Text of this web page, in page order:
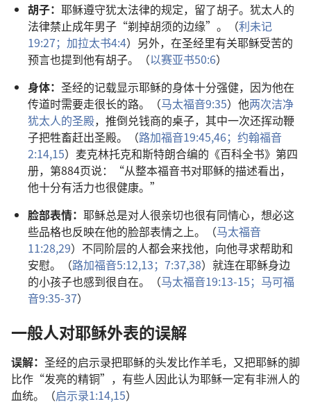
胡子： 耶稣遵守犹太法律的规定，留了胡子。犹太人的
法律禁止成年男子“剃掉胡须的边缘”。（利未记
19:27； 加拉太书4:4）另外，在圣经里有关耶稣受苦的
预言也提到他有胡子。（以赛亚书50:6）
身体： 圣经的记载显示耶稣的身体十分强健，因为他在
传道时需要走很长的路。（马太福音9:35）他两次洁净
犹太人的圣殿，推倒兑钱商的桌子，其中一次还挥动鞭
子把牲畜赶出圣殿。（路加福音19:45,46； 约翰福音
2:14,15）麦克林托克和斯特朗合编的《百科全书》第四
册，第884页说：“从整本福音书对耶稣的描述看出，
他十分有活力也很健康。”
脸部表情： 耶稣总是对人很亲切也很有同情心，想必这
些品格也反映在他的脸部表情之上。（马太福音
11:28,29）不同阶层的人都会来找他，向他寻求帮助和
安慰。（路加福音5:12,13； 7:37,38）就连在耶稣身边
的小孩子也感到很自在。（马太福音19:13-15； 马可福
音9:35-37）
一般人对耶稣外表的误解
误解： 圣经的启示录把耶稣的头发比作羊毛，又把耶稣的脚
比作“发亮的精铜”，有些人因此认为耶稣一定有非洲人的
血统。（启示录1:14,15）